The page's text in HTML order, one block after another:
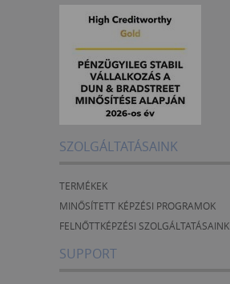
SZOLGÁLTATÁSAINK
TERMÉKEK
MINŐSÍTETT KÉPZÉSI PROGRAMOK
FELNŐTTKÉPZÉSI SZOLGÁLTATÁSAINK
SUPPORT